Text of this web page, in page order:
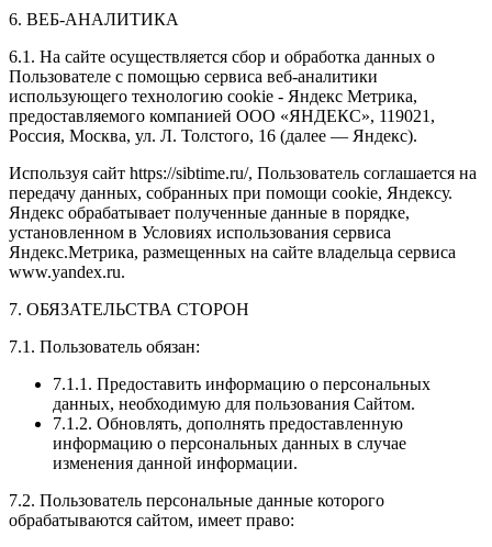
6. ВЕБ-АНАЛИТИКА
6.1. На сайте осуществляется сбор и обработка данных о
Пользователе с помощью сервиса веб-аналитики
использующего технологию cookie - Яндекс Метрика,
предоставляемого компанией ООО «ЯНДЕКС», 119021,
Россия, Москва, ул. Л. Толстого, 16 (далее — Яндекс).
Используя сайт https://sibtime.ru/, Пользователь соглашается на
передачу данных, собранных при помощи cookie, Яндексу.
Яндекс обрабатывает полученные данные в порядке,
установленном в Условиях использования сервиса
Яндекс.Метрика, размещенных на сайте владельца сервиса
www.yandex.ru.
7. ОБЯЗАТЕЛЬСТВА СТОРОН
7.1. Пользователь обязан:
7.1.1. Предоставить информацию о персональных
данных, необходимую для пользования Сайтом.
7.1.2. Обновлять, дополнять предоставленную
информацию о персональных данных в случае
изменения данной информации.
7.2. Пользователь персональные данные которого
обрабатываются сайтом, имеет право: